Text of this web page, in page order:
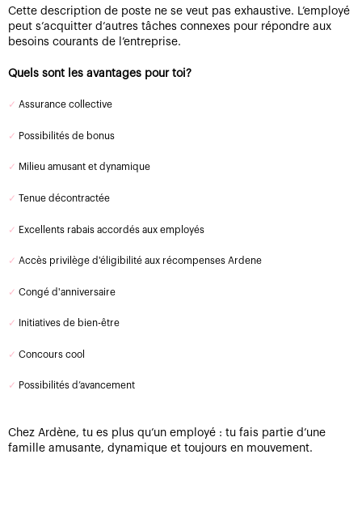
Cette description de poste ne se veut pas exhaustive. L’employé
peut s’acquitter d’autres tâches connexes pour répondre aux
besoins courants de l’entreprise.
Quels sont les avantages pour toi?
✓ Assurance collective
✓ Possibilités de bonus
✓ Milieu amusant et dynamique
✓ Tenue décontractée
✓ Excellents rabais accordés aux employés
✓ Accès privilège d'éligibilité aux récompenses Ardene
✓ Congé d'anniversaire
✓ Initiatives de bien-être
✓ Concours cool
✓ Possibilités d’avancement
Chez Ardène, tu es plus qu’un employé : tu fais partie d’une
famille amusante, dynamique et toujours en mouvement.